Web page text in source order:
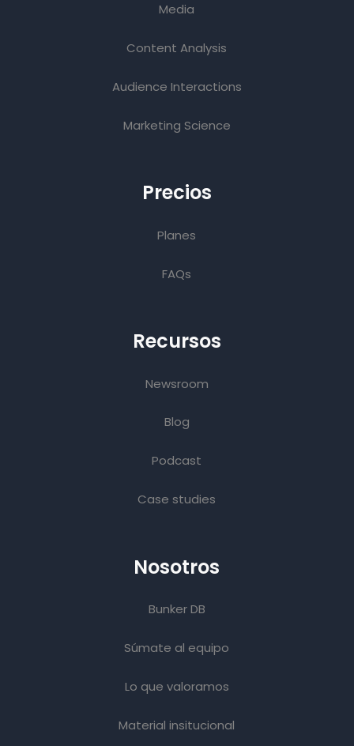
Media
Content Analysis
Audience Interactions
Marketing Science
Precios
Planes
FAQs
Recursos
Newsroom
Blog
Podcast
Case studies
Nosotros
Bunker DB
Súmate al equipo
Lo que valoramos
Material insitucional